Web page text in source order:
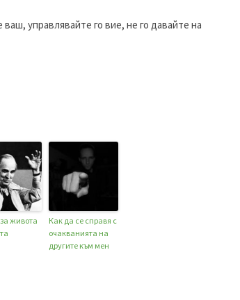
управлявайте го вие, не го давайте на
живота
Как да се справя с
очакванията на
другите към мен